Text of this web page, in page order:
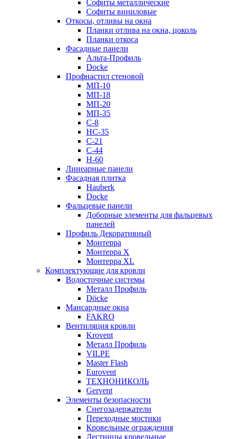
Софиты металлические
Софиты виниловые
Откосы, отливы на окна
Планки отлива на окна, цоколь
Планки откоса
Фасадные панели
Альта-Профиль
Docke
Профнастил стеновой
МП-10
МП-18
МП-20
МП-35
С-8
НС-35
С-21
С-44
Н-60
Линеарные панели
Фасадная плитка
Hauberk
Docke
Фальцевые панели
Доборные элементы для фальцевых
панелей
Профиль Декоративный
Монтерра
Монтерра X
Монтерра XL
Комплектующие для кровли
Водосточные системы
Металл Профиль
Döcke
Мансардные окна
FAKRO
Вентиляция кровли
Krovent
Металл Профиль
VILPE
Master Flash
Eurovent
ТЕХНОНИКОЛЬ
Gervent
Элементы безопасности
Снегозадержатели
Переходные мостики
Кровельные ограждения
Лестницы кровельные